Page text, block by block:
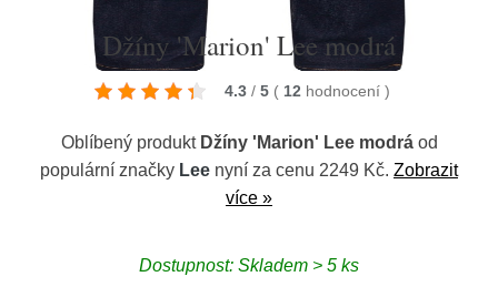
Džíny 'Marion' Lee modrá
4.3 / 5 ( 12 hodnocení )
Oblíbený produkt Džíny 'Marion' Lee modráod
populární značky Lee nyní za cenu 2249 Kč. Zobrazit
více »
Dostupnost: Skladem > 5 ks